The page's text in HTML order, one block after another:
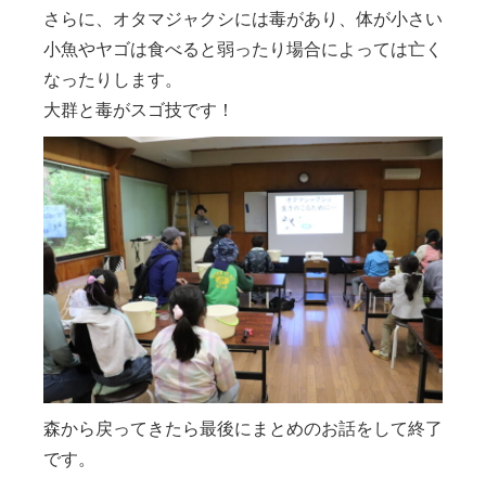
さらに、オタマジャクシには毒があり、体が小さい
小魚やヤゴは食べると弱ったり場合によっては亡く
なったりします。
大群と毒がスゴ技です！
森から戻ってきたら最後にまとめのお話をして終了
です。